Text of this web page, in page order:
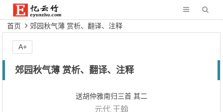
首页 郊园秋气薄 赏析、翻译、注释
郊园秋气薄 赏析、翻译、注释
送胡仲雅南归三首 其二
元代 王翰
A+